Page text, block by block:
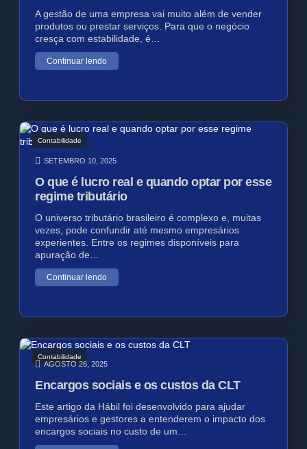
A gestão de uma empresa vai muito além de vender
produtos ou prestar serviços. Para que o negócio
cresça com estabilidade, é…
Continuar lendo
Contabilidade
SETEMBRO 10, 2025
O que é lucro real e quando optar por esse
regime tributário
O universo tributário brasileiro é complexo e, muitas
vezes, pode confundir até mesmo empresários
experientes. Entre os regimes disponíveis para
apuração de…
Continuar lendo
Contabilidade
AGOSTO 26, 2025
Encargos sociais e os custos da CLT
Este artigo da Hábil foi desenvolvido para ajudar
empresários e gestores a entenderem o impacto dos
encargos sociais no custo de um…